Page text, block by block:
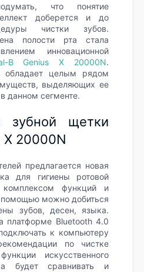
что понятие
доберется и до
чистки зубов.
полости рта стала
инновационной
B Genius X 20000N.
обладает целым рядом
выделяющих ее
данном сегменте.
зубной щетки
X 20000N
предлагается новая
для гигиены ротовой
функций и
можно добиться
зубов, десен, языка.
платформе Bluetooth 4.0
к компьютеру
по чистке
искусственного
будет сравнивать и